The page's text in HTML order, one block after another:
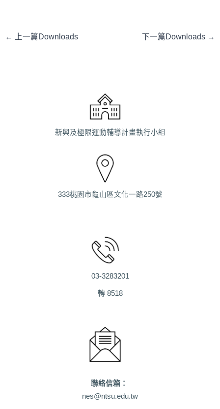
← 上一篇Downloads 下一篇Downloads →
新興及極限運動輔導計畫執行小組
333桃園市龜山區文化一路250號
03-3283201
轉 8518
聯絡信箱：
nes@ntsu.edu.tw